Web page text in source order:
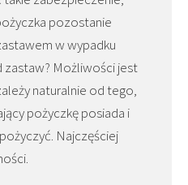
pozostanie
w wypadku
zastaw? Możliwości jest
naturalnie od tego,
pożyczkę posiada i
Najczęściej